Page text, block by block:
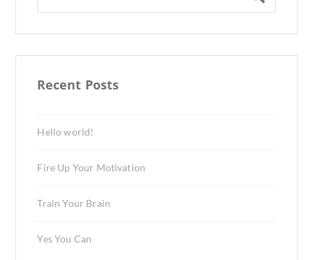
Recent Posts
Hello world!
Fire Up Your Motivation
Train Your Brain
Yes You Can